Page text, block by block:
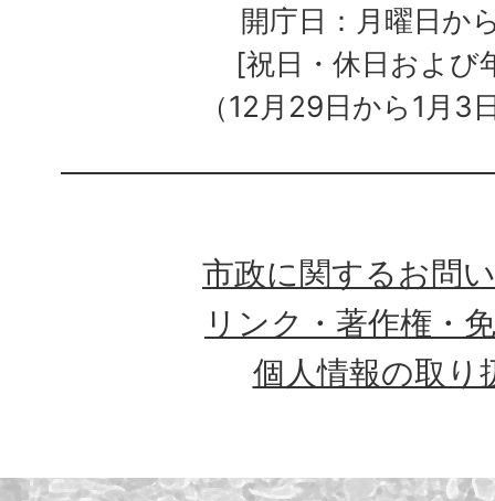
開庁日：月曜日か
[祝日・休日および
（12月29日から1月3
市政に関するお問
リンク・著作権・
個人情報の取り